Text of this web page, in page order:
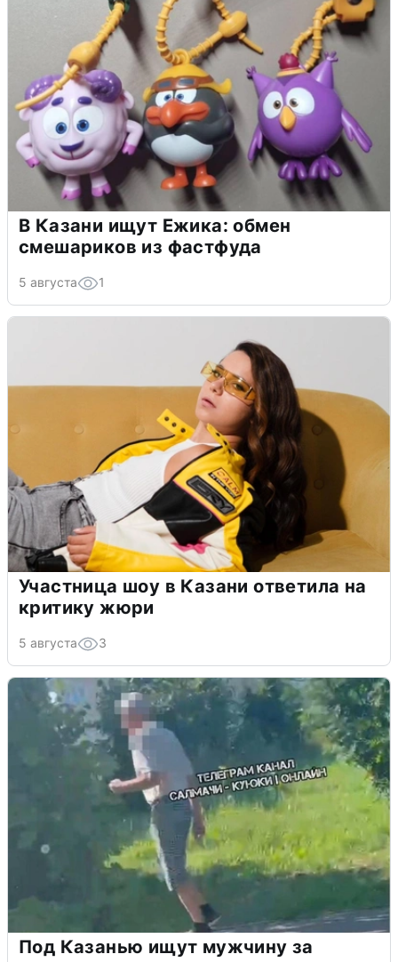
В Казани ищут Ежика: обмен
смешариков из фастфуда
5 августа 1
Участница шоу в Казани ответила на
критику жюри
5 августа 3
Под Казанью ищут мужчину за